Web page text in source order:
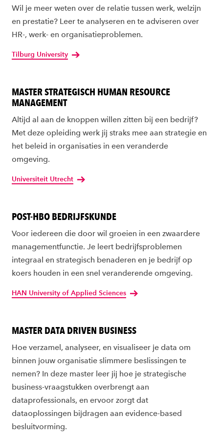
Wil je meer weten over de relatie tussen werk, welzijn
en prestatie? Leer te analyseren en te adviseren over
HR-, werk- en organisatieproblemen.
Tilburg University
MASTER STRATEGISCH HUMAN RESOURCE
MANAGEMENT
Altijd al aan de knoppen willen zitten bij een bedrijf?
Met deze opleiding werk jij straks mee aan strategie en
het beleid in organisaties in een veranderde
omgeving.
Universiteit Utrecht
POST-HBO BEDRIJFSKUNDE
Voor iedereen die door wil groeien in een zwaardere
managementfunctie. Je leert bedrijfsproblemen
integraal en strategisch benaderen en je bedrijf op
koers houden in een snel veranderende omgeving.
HAN University of Applied Sciences
MASTER DATA DRIVEN BUSINESS
Hoe verzamel, analyseer, en visualiseer je data om
binnen jouw organisatie slimmere beslissingen te
nemen? In deze master leer jij hoe je strategische
business-vraagstukken overbrengt aan
dataprofessionals, en ervoor zorgt dat
dataoplossingen bijdragen aan evidence-based
besluitvorming.